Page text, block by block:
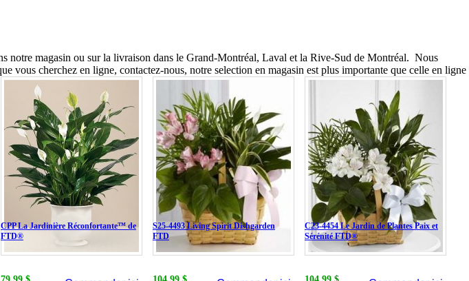
notre magasin ou sur la livraison dans le Grand-Montréal, Laval et la Rive-Sud de Montréal. Nous
vous cherchez en ligne, contactez-nous, notre selection en magasin est plus importante que celle en ligne
CPP La Jardinière Réconfortante™ de
FTD®
S25-4493 Living Spirit Dishgarden
FTD
C23-4454 Le Jardin de Plantes Paix et
Sérénité FTD®